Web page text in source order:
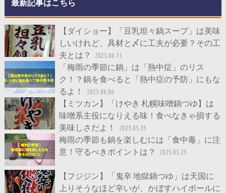
最新記事はこちら
【ダイショー】「豆乳坦々鍋スープ」は美味
しいけれど、具材と〆に工夫が必要？その工
夫とは？
2025.06.11
「梅雨の季節に鍋」は「熱中症」のリス
ク！？鍋を食べると「熱中症の予防」にもな
るよ！
2025.06.06
【ミツカン】「けやき 札幌味噌鍋つゆ】は
味噌系主役になりえる味！食べなきゃ損する
美味しさだよ！
2025.05.31
梅雨の季節も鍋を楽しむには「食中毒」に注
意！守るべきポイントは？
2025.05.25
【フジジン】「鬼辛 地獄鍋つゆ」は天国に
上りそうなほど辛いが、かぼすハイボールに